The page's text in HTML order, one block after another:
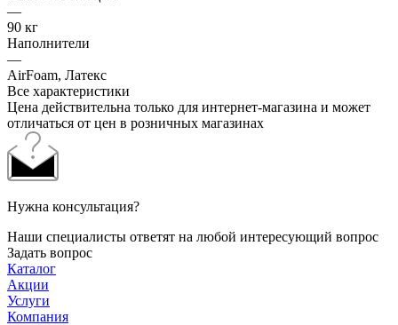
—
90 кг
Наполнители
—
AirFoam, Латекс
Все характеристики
Цена действительна только для интернет-магазина и может
отличаться от цен в розничных магазинах
Нужна консультация?
Наши специалисты ответят на любой интересующий вопрос
Задать вопрос
Каталог
Акции
Услуги
Компания